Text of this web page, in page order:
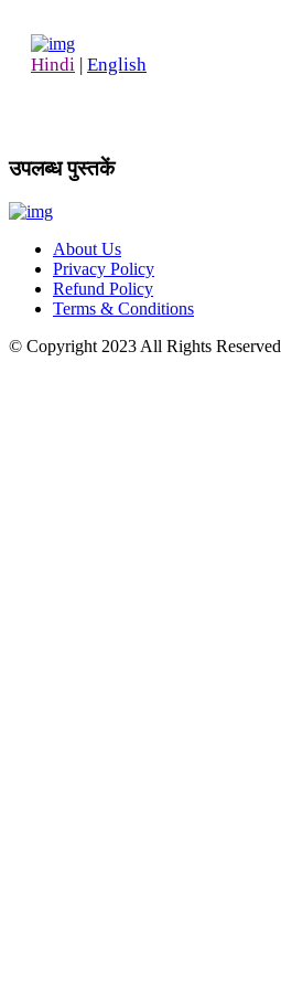
Hindi | English
उपलब्ध पुस्तकें
About Us
Privacy Policy
Refund Policy
Terms & Conditions
© Copyright 2023 All Rights Reserved